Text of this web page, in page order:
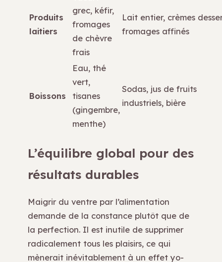
Produits
laitiers
grec, kéfir,
fromages
de chèvre
frais
Lait entier, crèmes
fromages affinés
Boissons
Eau, thé
vert,
tisanes
(gingembre,
menthe)
Sodas, jus de fruits
industriels, bière
L’équilibre global pour des
résultats durables
Maigrir du ventre par l’alimentation
demande de la constance plutôt que de
la perfection. Il est inutile de supprimer
radicalement tous les plaisirs, ce qui
mènerait inévitablement à un effet yo-